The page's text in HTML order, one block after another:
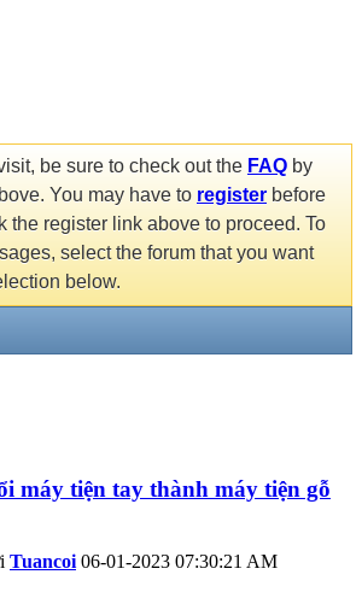
be sure to check out the FAQ by
You may have to register before
the register link above to proceed. To
select the forum that you want
below.
máy tiện tay thành máy tiện gỗ
Tuancoi 06-01-2023 07:30:21 AM